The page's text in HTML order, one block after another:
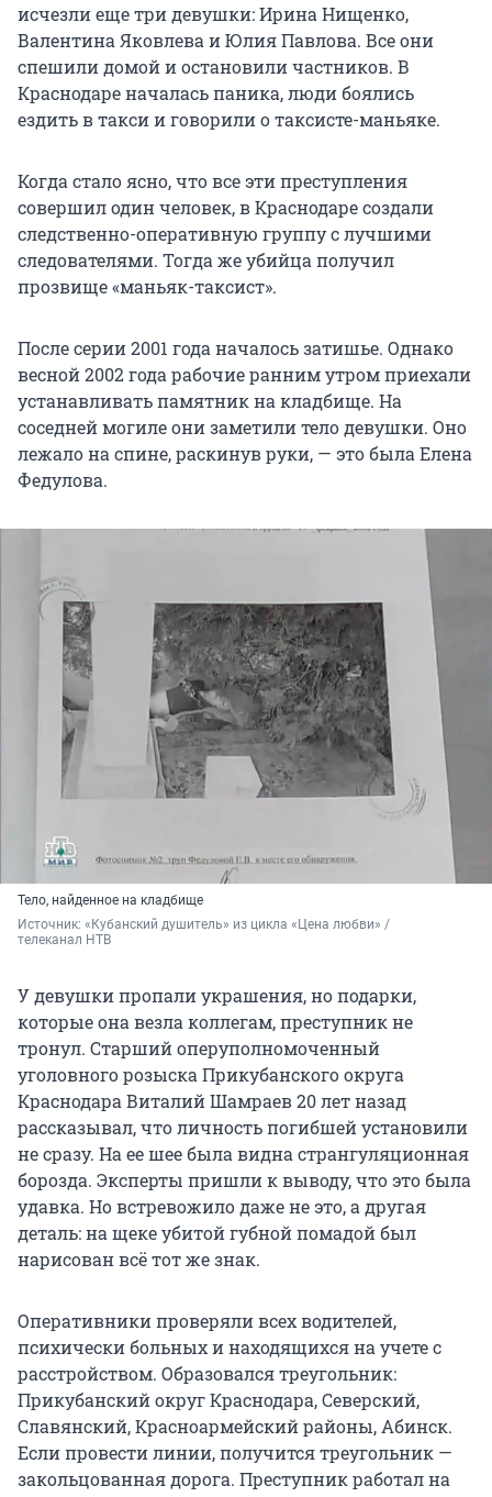
исчезли еще три девушки: Ирина Нищенко,
Валентина Яковлева и Юлия Павлова. Все они
спешили домой и остановили частников. В
Краснодаре началась паника, люди боялись
ездить в такси и говорили о таксисте-маньяке.
Когда стало ясно, что все эти преступления
совершил один человек, в Краснодаре создали
следственно-оперативную группу с лучшими
следователями. Тогда же убийца получил
прозвище «маньяк-таксист».
После серии 2001 года началось затишье. Однако
весной 2002 года рабочие ранним утром приехали
устанавливать памятник на кладбище. На
соседней могиле они заметили тело девушки. Оно
лежало на спине, раскинув руки, — это была Елена
Федулова.
Тело, найденное на кладбище
Источник: «Кубанский душитель» из цикла «Цена любви» /
телеканал НТВ
У девушки пропали украшения, но подарки,
которые она везла коллегам, преступник не
тронул. Старший оперуполномоченный
уголовного розыска Прикубанского округа
Краснодара Виталий Шамраев 20 лет назад
рассказывал, что личность погибшей установили
не сразу. На ее шее была видна странгуляционная
борозда. Эксперты пришли к выводу, что это была
удавка. Но встревожило даже не это, а другая
деталь: на щеке убитой губной помадой был
нарисован всё тот же знак.
Оперативники проверяли всех водителей,
психически больных и находящихся на учете с
расстройством. Образовался треугольник:
Прикубанский округ Краснодара, Северский,
Славянский, Красноармейский районы, Абинск.
Если провести линии, получится треугольник —
закольцованная дорога. Преступник работал на